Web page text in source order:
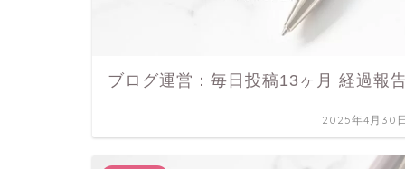
ブログ運営：毎日投稿13ヶ月 経過報
2025年4月30